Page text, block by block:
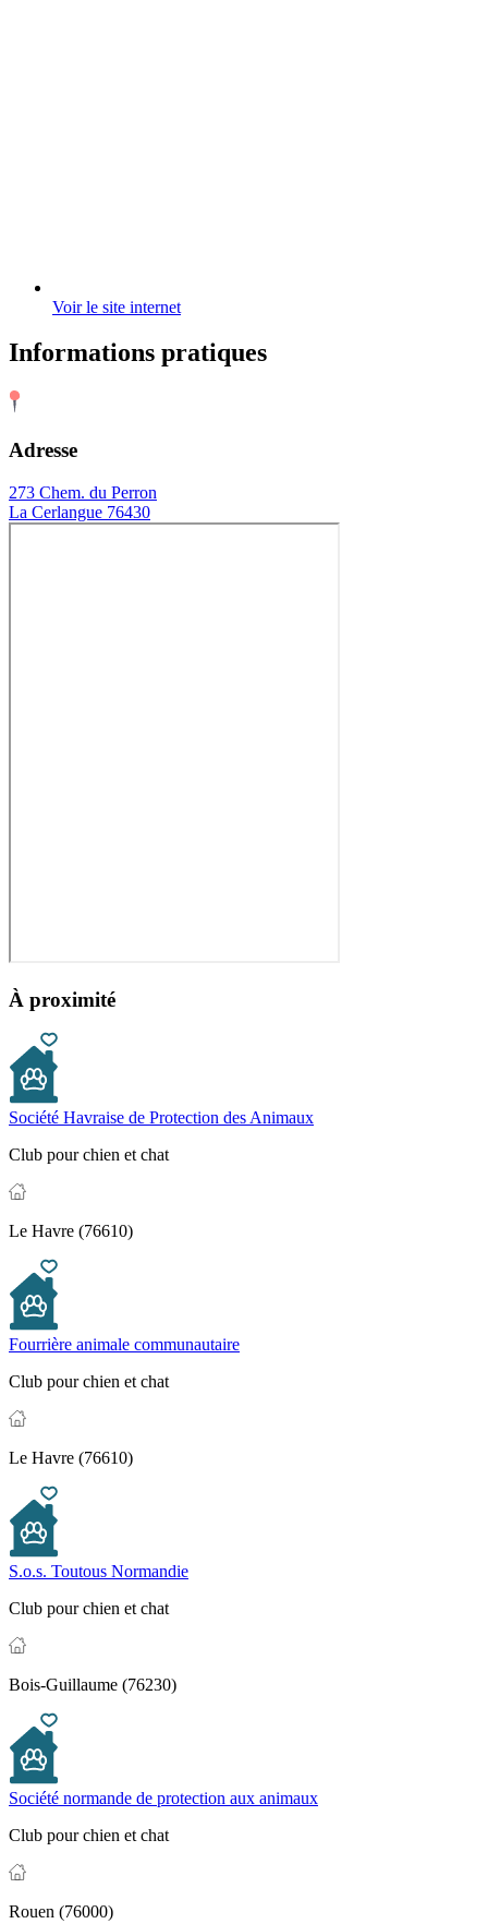
Voir le site internet
Informations pratiques
Adresse
273 Chem. du Perron
La Cerlangue 76430
À proximité
Société Havraise de Protection des Animaux
Club pour chien et chat
Le Havre (76610)
Fourrière animale communautaire
Club pour chien et chat
Le Havre (76610)
S.o.s. Toutous Normandie
Club pour chien et chat
Bois-Guillaume (76230)
Société normande de protection aux animaux
Club pour chien et chat
Rouen (76000)